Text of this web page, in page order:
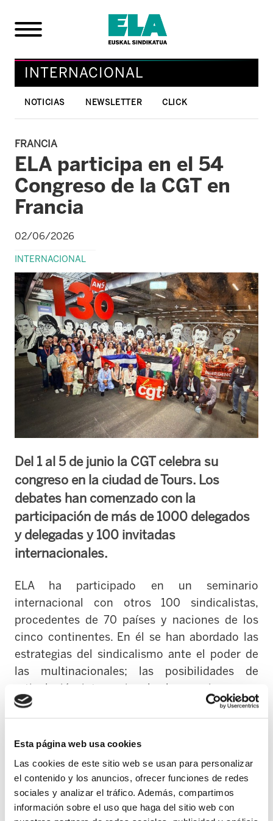
Esta página web usa cookies
Las cookies de este sitio web se usan para personalizar
el contenido y los anuncios, ofrecer funciones de redes
sociales y analizar el tráfico. Además, compartimos
información sobre el uso que haga del sitio web con
INTERNACIONAL
NOTICIAS NEWSLETTER CLICK
FRANCIA
ELA participa en el 54
Congreso de la CGT en
Francia
02/06/2026
INTERNACIONAL
Del 1 al 5 de junio la CGT celebra su
congreso en la ciudad de Tours. Los
debates han comenzado con la
participación de más de 1000 delegados
y delegadas y 100 invitadas
internacionales.
ELA ha participado en un seminario
internacional con otros 100 sindicalistas,
procedentes de 70 países y naciones de los
cinco continentes. En él se han abordado las
estrategias del sindicalismo ante el poder de
las multinacionales; las posibilidades de
articulación internacional y los caminos para
construir la paz, compartiendo diferentes
casos y experiencias en el mundo.
tanto a nivel internacional como a nivel
francés, tal y como queda reflejado en el
diagnóstico y los temas de debate que la CGT